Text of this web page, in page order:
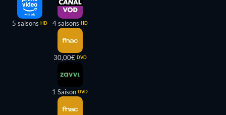
5 saisons HD 4 saisons HD
30,00€ DVD
1 Saison DVD